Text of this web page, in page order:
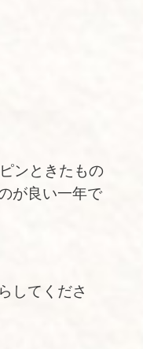
ンときたもの
が良い一年で
してくださ